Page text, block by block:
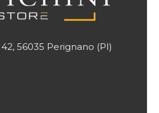
56035 Perignano (PI)